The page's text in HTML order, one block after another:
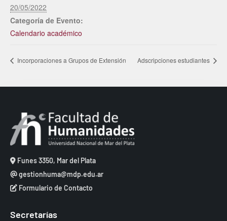
20/05/2022
Categoría de Evento:
Calendario académico
Incorporaciones a Grupos de Extensión Adscripciones estudiantes
Funes 3350, Mar del Plata
gestionhuma@mdp.edu.ar
Formulario de Contacto
Secretarías